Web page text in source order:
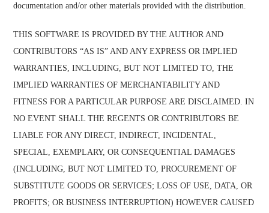
documentation and/or other materials provided with the distribution.
THIS SOFTWARE IS PROVIDED BY THE AUTHOR AND
CONTRIBUTORS “AS IS” AND ANY EXPRESS OR IMPLIED
WARRANTIES, INCLUDING, BUT NOT LIMITED TO, THE
IMPLIED WARRANTIES OF MERCHANTABILITY AND
FITNESS FOR A PARTICULAR PURPOSE ARE DISCLAIMED. IN
NO EVENT SHALL THE REGENTS OR CONTRIBUTORS BE
LIABLE FOR ANY DIRECT, INDIRECT, INCIDENTAL,
SPECIAL, EXEMPLARY, OR CONSEQUENTIAL DAMAGES
(INCLUDING, BUT NOT LIMITED TO, PROCUREMENT OF
SUBSTITUTE GOODS OR SERVICES; LOSS OF USE, DATA, OR
PROFITS; OR BUSINESS INTERRUPTION) HOWEVER CAUSED